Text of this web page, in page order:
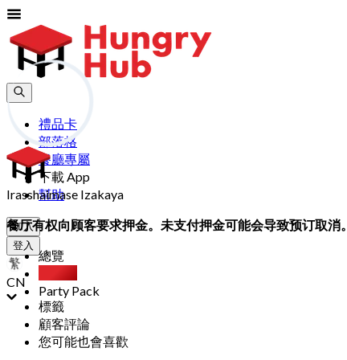
禮品卡
部落格
餐廳專屬
下載 App
幫助
加入
登入
CN
Irasshaimase Izakaya
餐厅有权向顾客要求押金。未支付押金可能会导致预订取消。
總覽
Party Pack
標籤
顧客評論
您可能也會喜歡